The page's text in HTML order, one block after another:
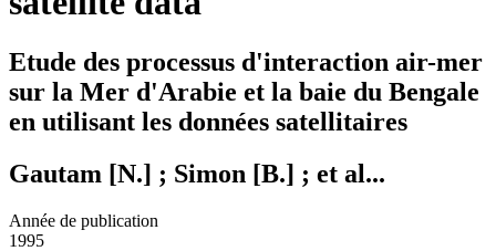
Etude des processus d'interaction air-mer
sur la Mer d'Arabie et la baie du Bengale
en utilisant les données satellitaires
Gautam [N.] ; Simon [B.] ; et al...
Année de publication
1995